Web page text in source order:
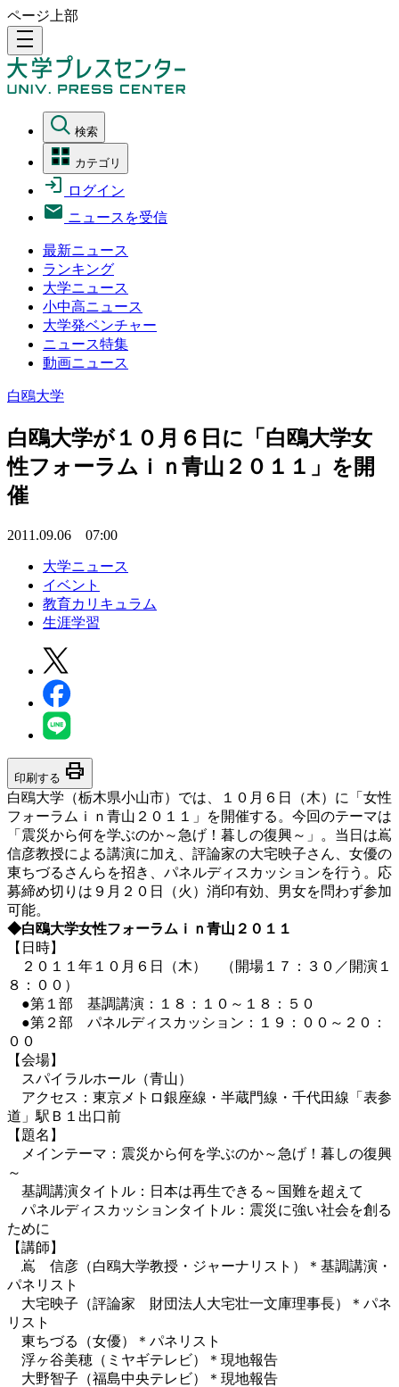
ページ上部
density_medium
検索
カテゴリ
ログイン
ニュースを受信
最新ニュース
ランキング
大学ニュース
小中高ニュース
大学発ベンチャー
ニュース特集
動画ニュース
白鴎大学
白鴎大学が１０月６日に「白鴎大学女
性フォーラムｉｎ青山２０１１」を開
催
2011.09.06 07:00
大学ニュース
イベント
教育カリキュラム
生涯学習
印刷する print
白鴎大学（栃木県小山市）では、１０月６日（木）に「女性
フォーラムｉｎ青山２０１１」を開催する。今回のテーマは
「震災から何を学ぶのか～急げ！暮しの復興～」。当日は嶌
信彦教授による講演に加え、評論家の大宅映子さん、女優の
東ちづるさんらを招き、パネルディスカッションを行う。応
募締め切りは９月２０日（火）消印有効、男女を問わず参加
可能。
◆白鴎大学女性フォーラムｉｎ青山２０１１
【日時】
２０１１年１０月６日（木） （開場１７：３０／開演１
８：００）
●第１部 基調講演：１８：１０～１８：５０
●第２部 パネルディスカッション：１９：００～２０：
００
【会場】
スパイラルホール（青山）
アクセス：東京メトロ銀座線・半蔵門線・千代田線「表参
道」駅Ｂ１出口前
【題名】
メインテーマ：震災から何を学ぶのか～急げ！暮しの復興
～
基調講演タイトル：日本は再生できる～国難を超えて
パネルディスカッションタイトル：震災に強い社会を創る
ために
【講師】
嶌 信彦（白鴎大学教授・ジャーナリスト）＊基調講演・
パネリスト
大宅映子（評論家 財団法人大宅壮一文庫理事長）＊パネ
リスト
東ちづる（女優）＊パネリスト
浮ヶ谷美穂（ミヤギテレビ）＊現地報告
大野智子（福島中央テレビ）＊現地報告